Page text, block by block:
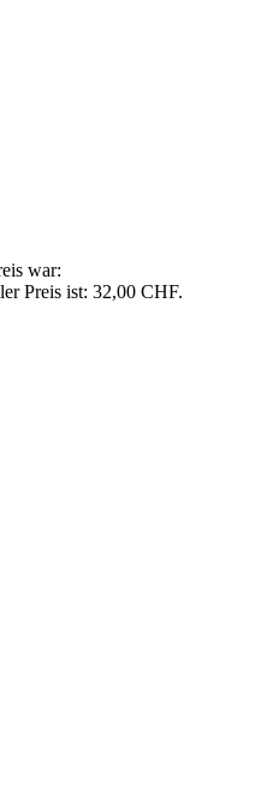
war:
Preis ist: 32,00 CHF.